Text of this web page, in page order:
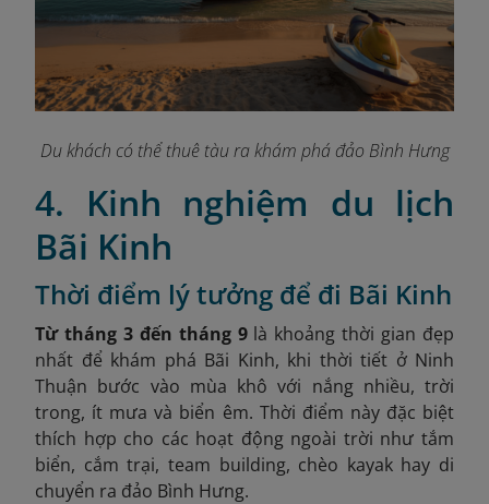
Du khách có thể thuê tàu ra khám phá đảo Bình Hưng
4. Kinh nghiệm du lịch
Bãi Kinh
Thời điểm lý tưởng để đi Bãi Kinh
Từ tháng 3 đến tháng 9là khoảng thời gian đẹp
nhất để khám phá Bãi Kinh, khi thời tiết ở Ninh
Thuận bước vào mùa khô với nắng nhiều, trời
trong, ít mưa và biển êm. Thời điểm này đặc biệt
thích hợp cho các hoạt động ngoài trời như tắm
biển, cắm trại, team building, chèo kayak hay di
chuyển ra đảo Bình Hưng.